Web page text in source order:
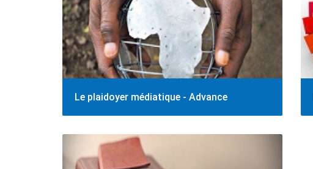
Le plaidoyer médiatique - Advance